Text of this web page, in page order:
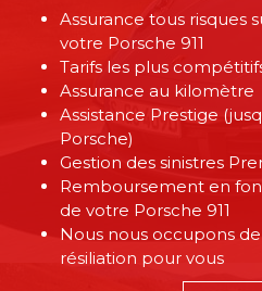
Assurance tous risques
votre Porsche 911
Tarifs les plus
Assurance au kilomètre
Assistance Prestige
Porsche)
Gestion des sinistres
Remboursement en
de votre Porsche 911
Nous nous occupons
résiliation pour vous